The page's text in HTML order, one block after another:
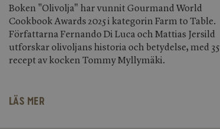
2025Boken "Olivolja" har vunnit Gourmand World
Cookbook Awards 2025 i kategorin Farm to Table.
Författarna Fernando Di Luca och Mattias Jersild
utforskar olivoljans historia och betydelse, med 35
recept av kocken Tommy Myllymäki.
LÄS MER